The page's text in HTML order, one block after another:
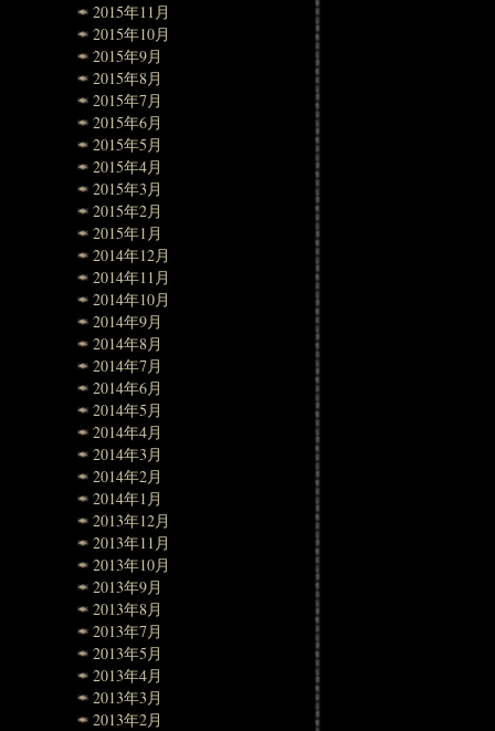
2015年11月
2015年10月
2015年9月
2015年8月
2015年7月
2015年6月
2015年5月
2015年4月
2015年3月
2015年2月
2015年1月
2014年12月
2014年11月
2014年10月
2014年9月
2014年8月
2014年7月
2014年6月
2014年5月
2014年4月
2014年3月
2014年2月
2014年1月
2013年12月
2013年11月
2013年10月
2013年9月
2013年8月
2013年7月
2013年5月
2013年4月
2013年3月
2013年2月